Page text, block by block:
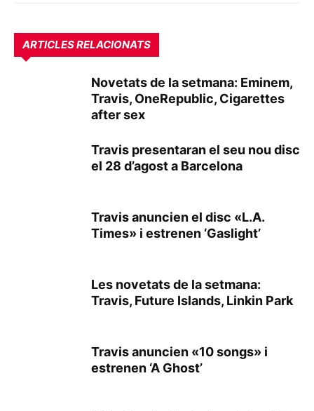
ARTICLES RELACIONATS
Novetats de la setmana: Eminem,
Travis, OneRepublic, Cigarettes
after sex
Travis presentaran el seu nou disc
el 28 d’agost a Barcelona
Travis anuncien el disc «L.A.
Times» i estrenen ‘Gaslight’
Les novetats de la setmana:
Travis, Future Islands, Linkin Park
Travis anuncien «10 songs» i
estrenen ‘A Ghost’